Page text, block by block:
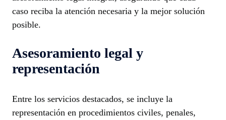
caso reciba la atención necesaria y la mejor solución
posible.
Asesoramiento legal y
representación
Entre los servicios destacados, se incluye la
representación en procedimientos civiles, penales,